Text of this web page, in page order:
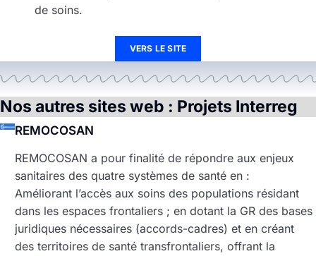
de soins.
VERS LE SITE
Nos autres sites web : Projets Interreg
REMOCOSAN
REMOCOSAN a pour finalité de répondre aux enjeux
sanitaires des quatre systèmes de santé en :
Améliorant l’accès aux soins des populations résidant
dans les espaces frontaliers ; en dotant la GR des bases
juridiques nécessaires (accords-cadres) et en créant
des territoires de santé transfrontaliers, offrant la